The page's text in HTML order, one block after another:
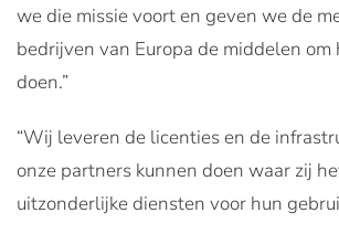
we die missie voort en geven we de
bedrijven van Europa de middelen
doen.”
“Wij leveren de licenties en de
onze partners kunnen doen waar zij
uitzonderlijke diensten voor hun